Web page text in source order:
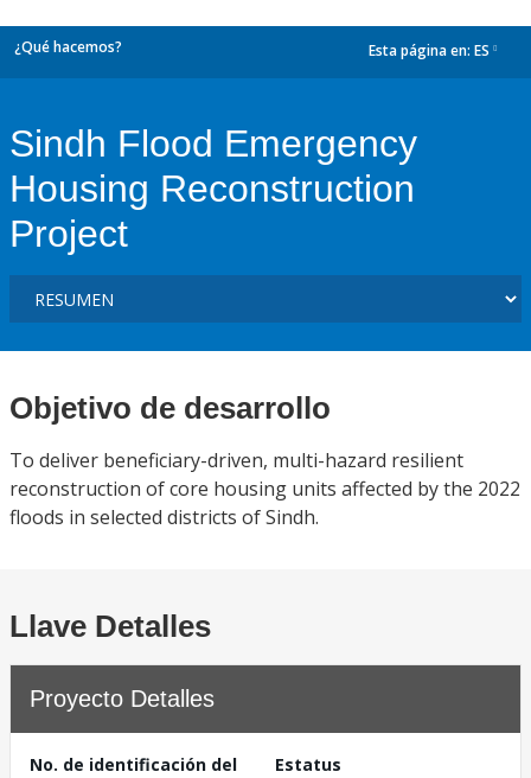
¿Qué hacemos? Esta página en: ES
Sindh Flood Emergency
Housing Reconstruction
Project
Objetivo de desarrollo
To deliver beneficiary-driven, multi-hazard resilient
reconstruction of core housing units affected by the 2022
floods in selected districts of Sindh.
Llave Detalles
Proyecto Detalles
No. de identificación del
Estatus